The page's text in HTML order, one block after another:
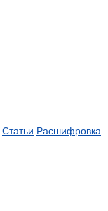
Статьи Расшифровка